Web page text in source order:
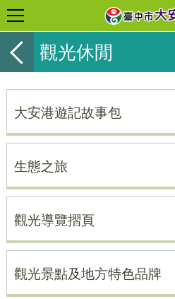
觀光休閒
大安港遊記故事包
生態之旅
觀光導覽摺頁
觀光景點及地方特色品牌